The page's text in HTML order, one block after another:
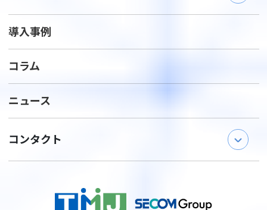
TMJCompass
TMJ Cloud PBX by AVAYA
TMJVoice Bot
TMJSpeech Scripter
TMJChat&Bot
AI Knowledge- QA生成 -
導入事例
コラム
ニュース
コンタクト
資料ダウンロード